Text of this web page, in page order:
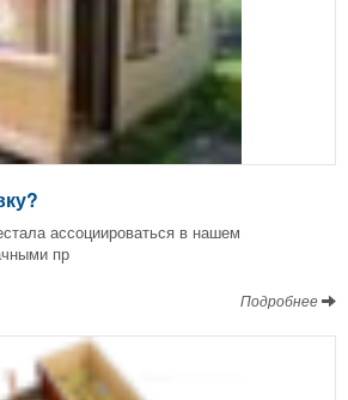
ассоциироваться в нашем
пр
Подробнее